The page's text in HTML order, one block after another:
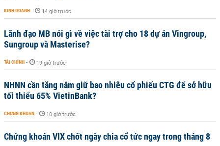
KINH DOANH - 14 giờ trước
Lãnh đạo MB nói gì về việc tài trợ cho 18 dự án Vingroup,
Sungroup và Masterise?
TÀI CHÍNH - 19 giờ trước
NHNN cần tăng nắm giữ bao nhiêu cổ phiếu CTG để sở hữu
tối thiểu 65% VietinBank?
CHỨNG KHOÁN - 10 giờ trước
Chứng khoán VIX chốt ngày chia cổ tức ngay trong tháng 8